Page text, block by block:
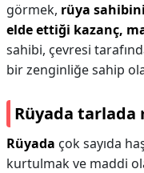
görmek, rüya
elde ettiği kazanç,
sahibi, çevresi
bir zenginliğe sahip
Rüyada tarlada
Rüyada çok sayıda
kurtulmak ve maddi